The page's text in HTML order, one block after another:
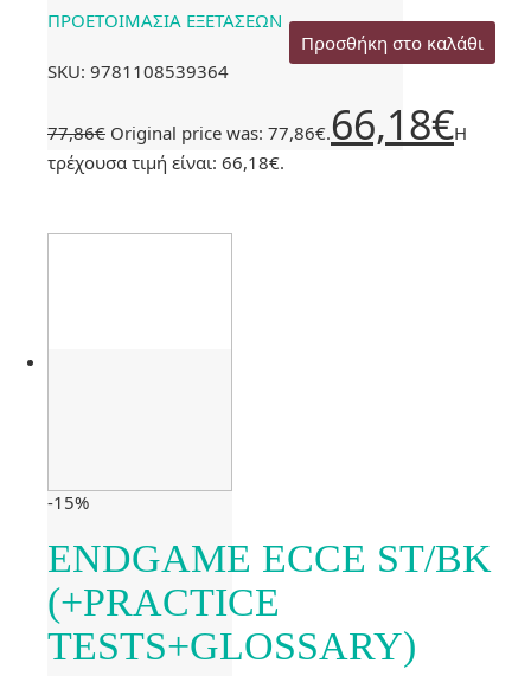
ΠΡΟΕΤΟΙΜΑΣΙΑ ΕΞΕΤΑΣΕΩΝ
Προσθήκη στο καλάθι
SKU: 9781108539364
77,86€ Original price was: 77,86€.66,18€Η
τρέχουσα τιμή είναι: 66,18€.
-15%
ENDGAME ECCE ST/BK
(+PRACTICE
TESTS+GLOSSARY)